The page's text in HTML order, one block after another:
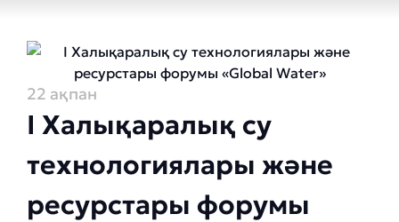
22 ақпан
I Халықаралық су
технологиялары және
ресурстары форумы